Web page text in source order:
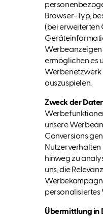
Browser-Typ,
(bei erweiterten
Werbeanzeigen
ermöglichen es
Werbenetzwerk
auszuspielen.
Zweck der
unsere
Conversions
hinweg zu
uns, die
personalisiertes
Übermittlung in